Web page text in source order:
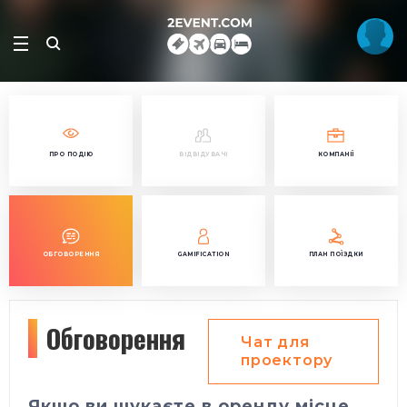
ПРО ПОДІЮ ВІДВІДУВАЧІ КОМПАНІЇ
ОБГОВОРЕННЯ GAMIFICATION ПЛАН ПОЇЗДКИ
Обговорення
Чат для
проектору